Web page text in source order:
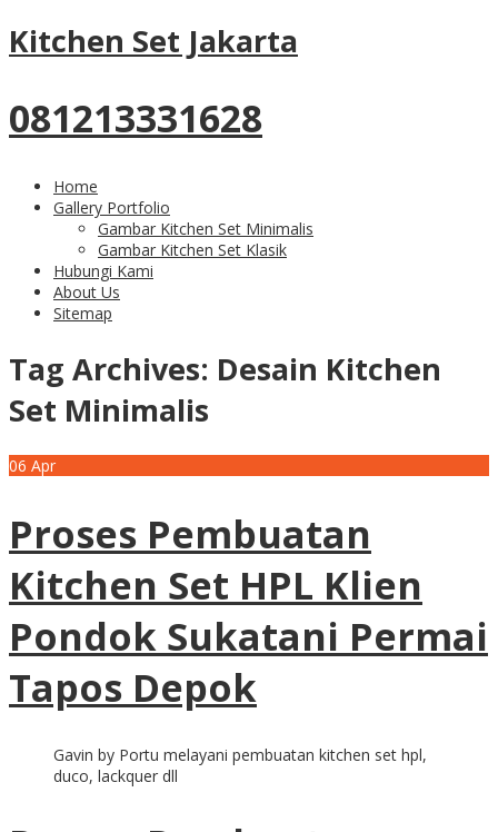
Kitchen Set Jakarta
081213331628
Home
Gallery Portfolio
Gambar Kitchen Set Minimalis
Gambar Kitchen Set Klasik
Hubungi Kami
About Us
Sitemap
Tag Archives: Desain Kitchen
Set Minimalis
06 Apr
Proses Pembuatan
Kitchen Set HPL Klien
Pondok Sukatani Permai
Tapos Depok
Gavin by Portu melayani pembuatan kitchen set hpl,
duco, lackquer dll